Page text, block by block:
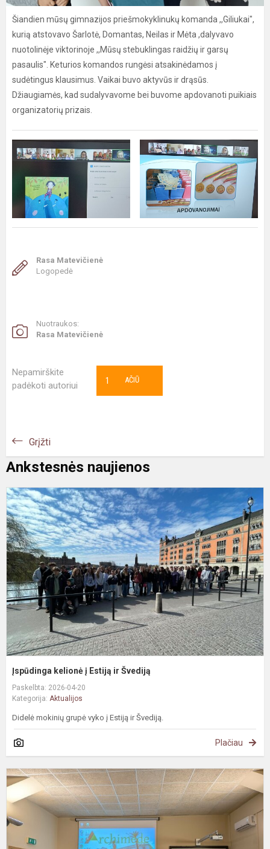
Šiandien mūsų gimnazijos priešmokyklinukų komanda ,,Giliukai",
kurią atstovavo Šarlotė, Domantas, Neilas ir Mėta ,dalyvavo
nuotolinėje viktorinoje ,,Mūsų stebuklingas raidžių ir garsų
pasaulis". Keturios komandos rungėsi atsakinėdamos į
sudėtingus klausimus. Vaikai buvo aktyvūs ir drąsūs.
Džiaugiamės, kad sudalyvavome bei buvome apdovanoti puikiais
organizatorių prizais.
Rasa Matevičienė
Logopedė
Nuotraukos:
Rasa Matevičienė
Nepamirškite
padėkoti autoriui
AČIŪ
1
Grįžti
Ankstesnės naujienos
Įspūdinga kelionė į Estiją ir Švediją
Paskelbta: 2026-04-20
Kategorija: Aktualijos
Didelė mokinių grupė vyko į Estiją ir Švediją.
Plačiau